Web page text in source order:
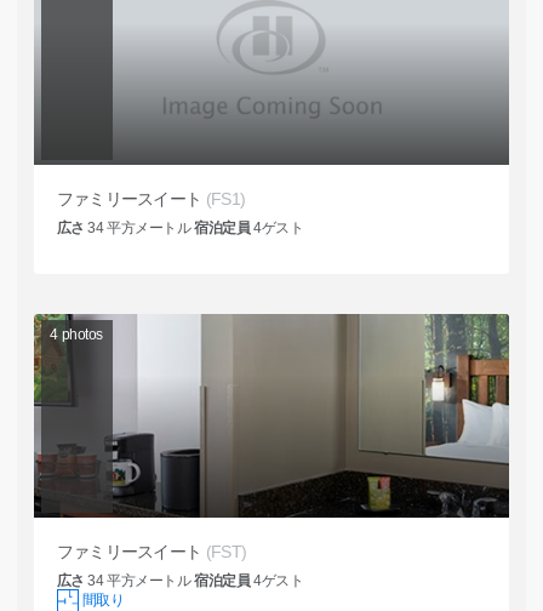
ファミリースイート (FS1)
広さ 34平方メートル宿泊定員 4ゲスト
4 photos
ファミリースイート (FST)
広さ 34平方メートル宿泊定員 4ゲスト
間取り